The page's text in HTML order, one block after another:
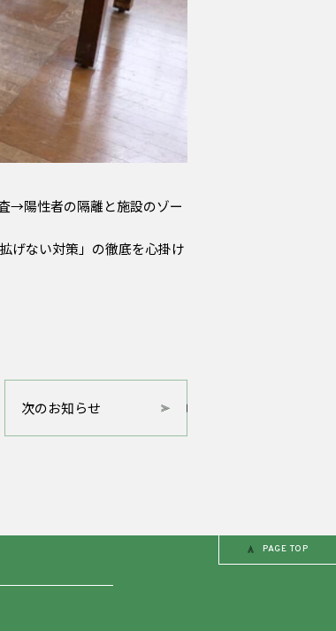
→陽性者の隔離と施設のゾー
げない対策」の徹底を心掛け
次のお知らせ
PAGE TOP